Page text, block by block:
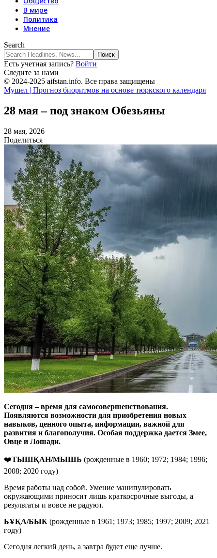
В мире
Политика
Мнение
Search
Есть учетная запись? Войти
Следите за нами
© 2024-2025 aifstan.info. Все права защищены
Мушел | Прогноз биоритмов на основе тюркского календаря
28 мая – под знаком Обезьяны
28 мая, 2026
Поделиться
Сегодня – время для самосовершенствования.
Появляются возможности для приобретения новых
навыков, ценного опыта, информации, важной для
развития и благополучия. Особая поддержка дается Змее,
Овце и Лошади.
❤️ТЫШҚАН/МЫШЬ (рожденные в 1960; 1972; 1984; 1996;
2008; 2020 году)
Время работы над собой. Умение манипулировать
окружающими приносит лишь краткосрочные выгоды, а
результаты и вовсе не радуют.
БҰҚА/БЫК (рожденные в 1961; 1973; 1985; 1997; 2009; 2021
году)
Сегодня легкий день, а завтра будет еще лучше.